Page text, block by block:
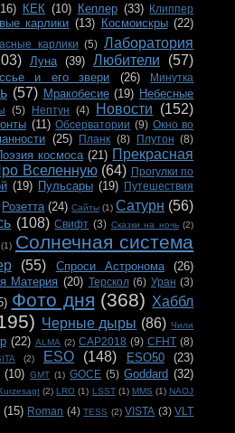
КЕК (10) Кеплер (33) Клиппер
карлики (13) Космоискры (22)
карлики (5) Лаборатория
Луна (39) Любители
(57)
и его звери (26)
Минутка
(57) Мракобесие (19) Небесные
(5) Нептун (4) Новости (152)
(11) Обсерватории (9) Окно во
(25) Планк (8) Плутон (8)
космоса (21) Прекрасная
Вселенную (64) Прогулки по
(19) Пульсары (19) Путешествия
Розетта (24) Сайты (1) Сатурн (56)
(108) Свифт (3) Сказки на ночь (2)
(1) Солнечная система
(55) Спроси Астронома (26)
Материя (20) Терскол (6) Уран (3)
Фото дня (368) Хаббл
Черные дыры (86) Чили
(22) ALMA (2) CAP2018 (9) CFHT (8)
(2) ESO (148) ESO50 (23)
(10) GMT (1) GOCE (5) Goddard (32)
(2) LRO (1) LSST (1) MMS (1) NAOJ
(15) Roman (4) TESS (2) VISTA (3) VLT